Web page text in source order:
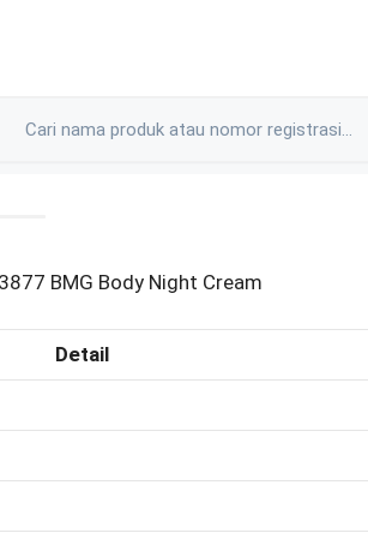
BMG Body Night Cream
Detail